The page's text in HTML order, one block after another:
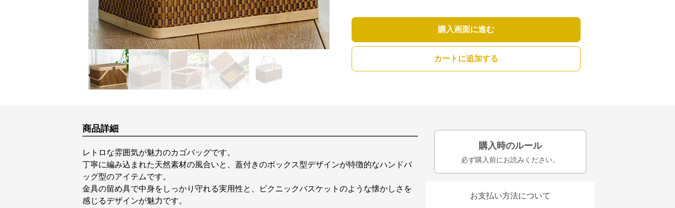
購入画面に進む
カートに追加する
商品詳細
レトロな雰囲気が魅力のカゴバッグです。
丁寧に編み込まれた天然素材の風合いと、蓋付きのボックス型デザインが特徴的なハンドバ
ッグ型のアイテムです。
金具の留め具で中身をしっかり守れる実用性と、ピクニックバスケットのような懐かしさを
感じるデザインが魅力です。
購入時のルール
必ず購入前にお読みください。
お支払い方法について